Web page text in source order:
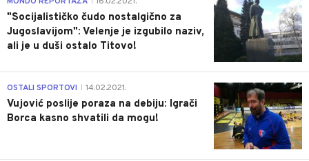
"Socijalističko čudo nostalgično za
Jugoslavijom": Velenje je izgubilo naziv,
ali je u duši ostalo Titovo!
1
OSTALI SPORTOVI 14.02.2021.
Vujović poslije poraza na debiju: Igrači
Borca kasno shvatili da mogu!